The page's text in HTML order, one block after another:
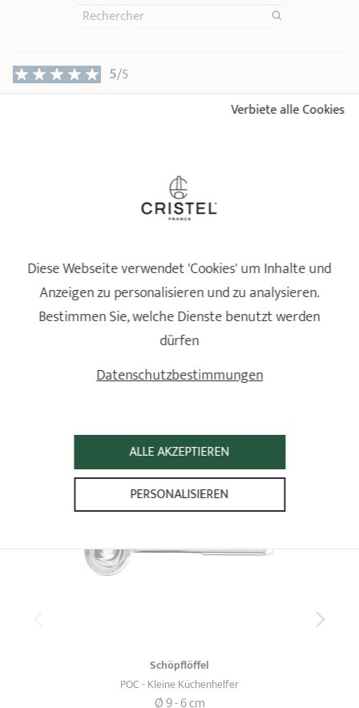
5/5
Betreffende Referenz: TCAVP - Apfelausstecher - Ø 2 cm
Betreffende Referenz: TCAVP - Apfelausstecher - Ø 2 cm
5/5
Parfais
Betreffende Referenz: TCAVP - Apfelausstecher - Ø 2 cm
nach einer Bestellung am 15/05/2023 von
Schöpflöffel
POC - Kleine Küchenhelfer
Ø 9 - 6 cm
Diese Webseite verwendet 'Cookies' um Inhalte und
Anzeigen zu personalisieren und zu analysieren.
Bestimmen Sie, welche Dienste benutzt werden
dürfen
ALLE AKZEPTIEREN
Verbiete alle Cookies
PERSONALISIEREN
Datenschutzbestimmungen